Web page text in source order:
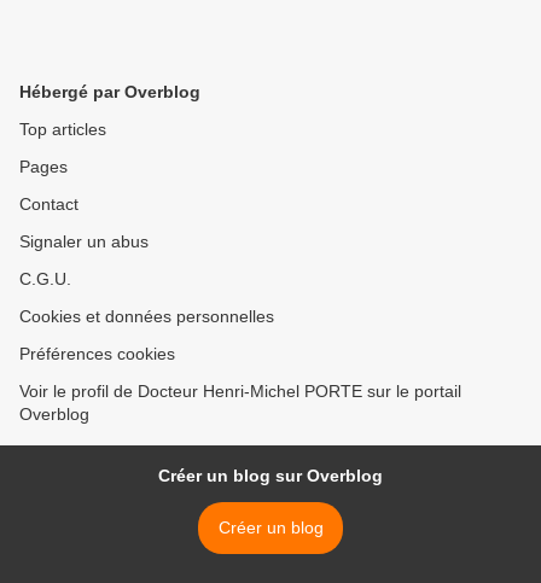
Hébergé par Overblog
Top articles
Pages
Contact
Signaler un abus
C.G.U.
Cookies et données personnelles
Préférences cookies
Voir le profil de Docteur Henri-Michel PORTE sur le portail
Overblog
Créer un blog sur Overblog
Créer un blog